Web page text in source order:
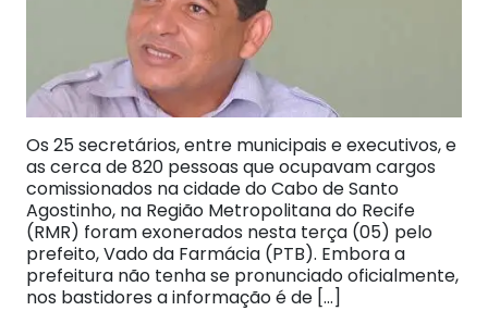
Os 25 secretários, entre municipais e executivos, e
as cerca de 820 pessoas que ocupavam cargos
comissionados na cidade do Cabo de Santo
Agostinho, na Região Metropolitana do Recife
(RMR) foram exonerados nesta terça (05) pelo
prefeito, Vado da Farmácia (PTB). Embora a
prefeitura não tenha se pronunciado oficialmente,
nos bastidores a informação é de […]